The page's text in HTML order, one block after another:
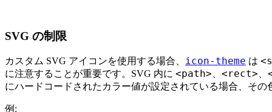
SVG の制限
カスタム SVG アイコンを使用する場合、 icon-theme は
に注意することが重要です。SVG 内に <path> <rect>
にハードコードされたカラー値が設定されている場合、そ
例: